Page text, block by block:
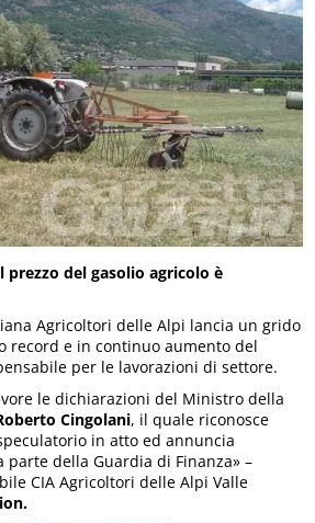
del gasolio agricolo è
Agricoltori delle Alpi lancia un grido
record e in continuo aumento del
per le lavorazioni di settore.
le dichiarazioni del Ministro della
Cingolani, il quale riconosce
in atto ed annuncia
della Guardia di Finanza» –
CIA Agricoltori delle Alpi Valle